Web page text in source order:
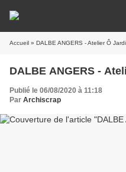
Accueil » DALBE ANGERS - Atelier Ô
DALBE ANGERS -
Publié le 06/08/2020 à 11:18
Par Archiscrap